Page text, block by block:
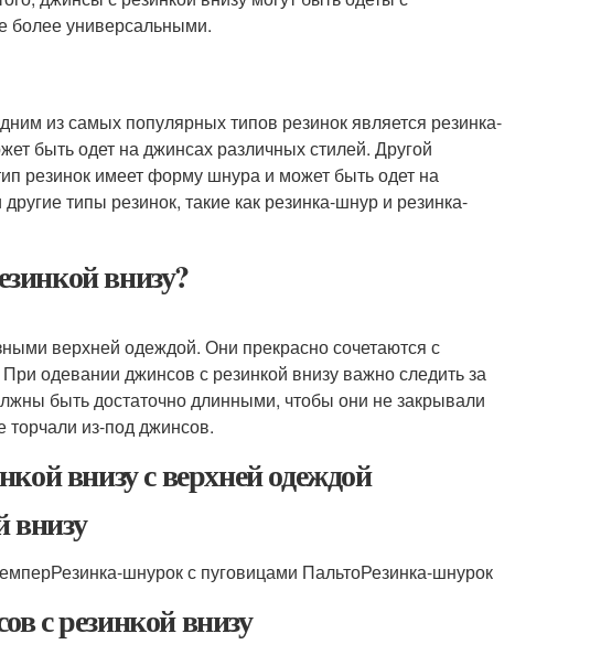
более универсальными.
из самых популярных типов резинок является резинка-
быть одет на джинсах различных стилей. Другой
резинок имеет форму шнура и может быть одет на
типы резинок, такие как резинка-шнур и резинка-
внизу?
верхней одеждой. Они прекрасно сочетаются с
одевании джинсов с резинкой внизу важно следить за
быть достаточно длинными, чтобы они не закрывали
из-под джинсов.
внизу с верхней одеждой
внизу
шнурок с пуговицами ПальтоРезинка-шнурок
с резинкой внизу